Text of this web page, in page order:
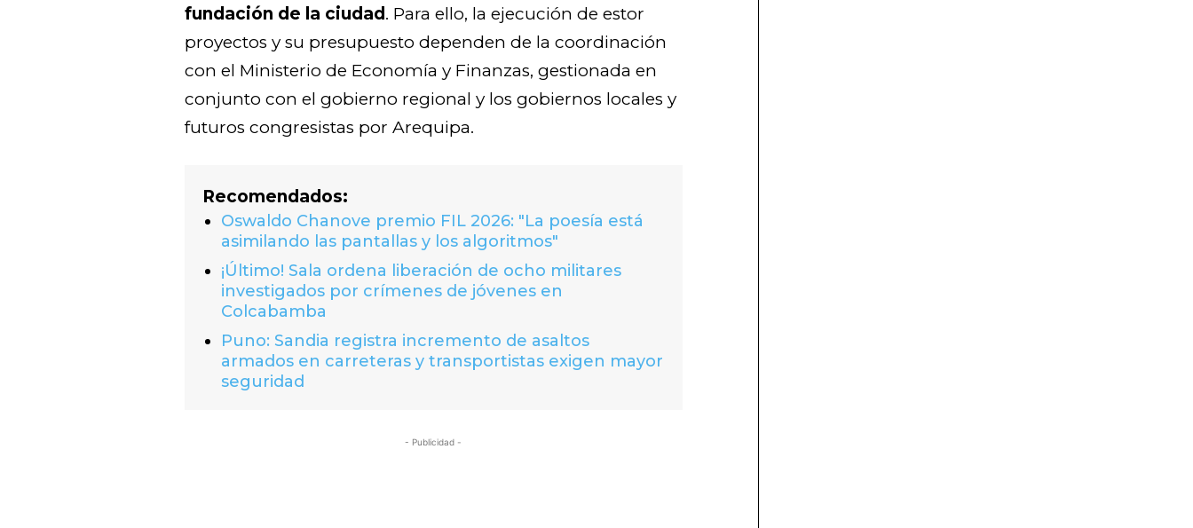
fundación de la ciudad . Para ello, la ejecución de estor
proyectos y su presupuesto dependen de la coordinación
con el Ministerio de Economía y Finanzas, gestionada en
conjunto con el gobierno regional y los gobiernos locales y
futuros congresistas por Arequipa.
Recomendados:
Oswaldo Chanove premio FIL 2026: "La poesía está
asimilando las pantallas y los algoritmos"
¡Último! Sala ordena liberación de ocho militares
investigados por crímenes de jóvenes en
Colcabamba
Puno: Sandia registra incremento de asaltos
armados en carreteras y transportistas exigen mayor
seguridad
- Publicidad -